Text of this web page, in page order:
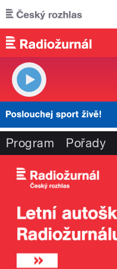
Přejít k hlavnímu obsahu
Program Pořady